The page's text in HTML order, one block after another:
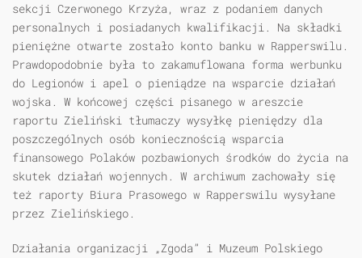
sekcji Czerwonego Krzyża, wraz z podaniem danych
personalnych i posiadanych kwalifikacji. Na składki
pieniężne otwarte zostało konto banku w Rapperswilu.
Prawdopodobnie była to zakamuflowana forma werbunku
do Legionów i apel o pieniądze na wsparcie działań
wojska. W końcowej części pisanego w areszcie
raportu Zieliński tłumaczy wysyłkę pieniędzy dla
poszczególnych osób koniecznością wsparcia
finansowego Polaków pozbawionych środków do życia na
skutek działań wojennych. W archiwum zachowały się
też raporty Biura Prasowego w Rapperswilu wysyłane
przez Zielińskiego.
Działania organizacji „Zgoda” i Muzeum Polskiego